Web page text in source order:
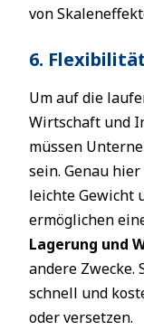
von
6.
Um auf die
Wirtschaft und
müssen
sein. Genau
leichte Gewicht
ermöglichen
Lagerung und
andere Zwecke.
schnell und
oder versetzen.